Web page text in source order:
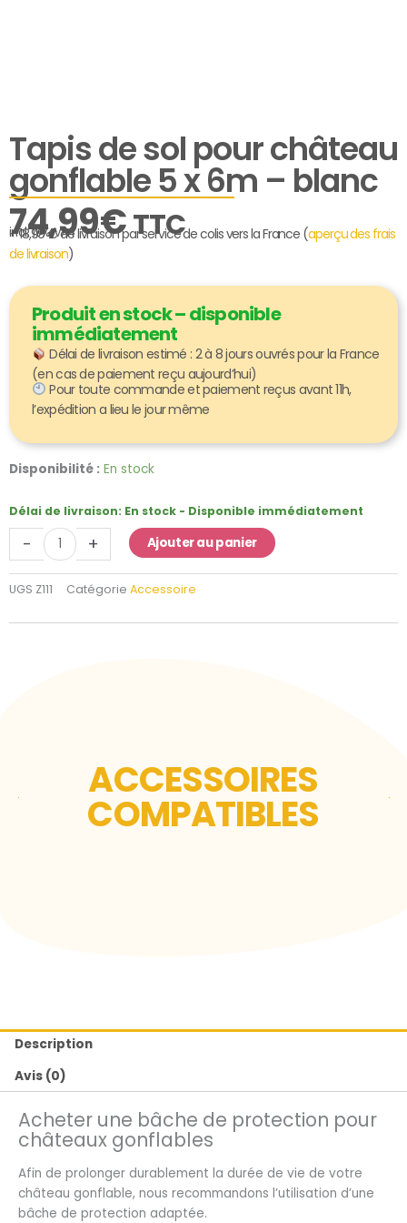
Tapis de sol pour château
gonflable 5 x 6m – blanc
74,99€TTC
incl. 19% VAT
+ 18,99 € de livraison par service de colis vers la France (aperçu des frais
de livraison)
Produit en stock – disponible
immédiatement
Délai de livraison estimé : 2 à 8 jours ouvrés pour la France
(en cas de paiement reçu aujourd’hui)
Pour toute commande et paiement reçus avant 11h,
l’expédition a lieu le jour même
Disponibilité : En stock
Délai de livraison: En stock - Disponible immédiatement
-
quantité
Tapis
de
sol
château
5
+ Ajouter au panier
UGS Z111 Catégorie Accessoire
ACCESSOIRES
COMPATIBLES
Description
Avis (0)
Acheter une bâche de protection pour
châteaux gonflables
Afin de prolonger durablement la durée de vie de votre
château gonflable, nous recommandons l’utilisation d’une
bâche de protection adaptée.